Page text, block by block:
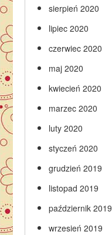
sierpień 2020
lipiec 2020
czerwiec 2020
maj 2020
kwiecień 2020
marzec 2020
luty 2020
styczeń 2020
grudzień 2019
listopad 2019
październik 2019
wrzesień 2019